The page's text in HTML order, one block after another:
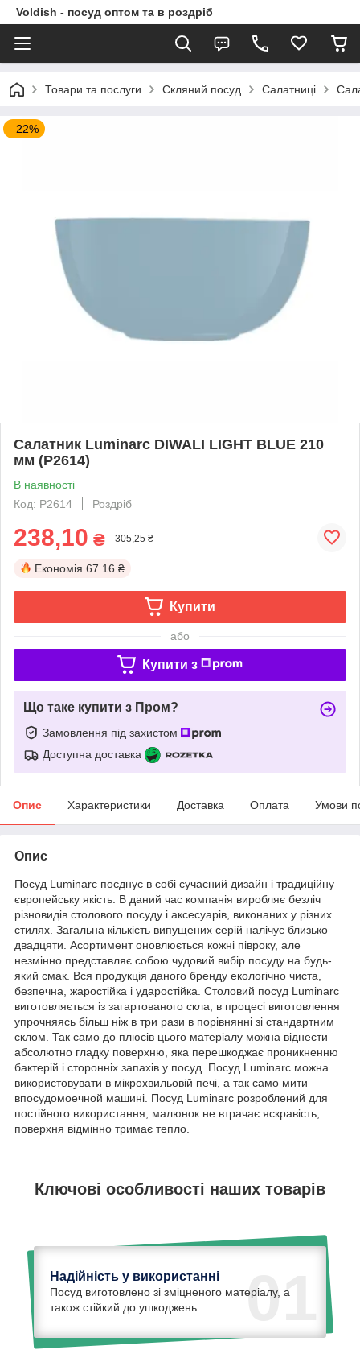
Voldish - посуд оптом та в роздріб
Товари та послуги Скляний посуд Салатниці
–22%
Салатник Luminarc DIWALI LIGHT BLUE 210
мм (P2614)
В наявності
Код: P2614
Роздріб
238,10 ₴ 305,25 ₴
Економія 67.16 ₴
Купити
або
Купити з
Що таке купити з Пром?
Замовлення під захистом
Доступна доставка
Опис Характеристики Доставка Оплата Умови
Опис
Посуд Luminarc поєднує в собі сучасний дизайн і традиційну
європейську якість. В даний час компанія виробляє безліч
різновидів столового посуду і аксесуарів, виконаних у різних
стилях. Загальна кількість випущених серій налічує близько
двадцяти. Асортимент оновлюється кожні півроку, але
незмінно представляє собою чудовий вибір посуду на будь-
який смак. Вся продукція даного бренду екологічно чиста,
безпечна, жаростійка і ударостійка. Столовий посуд Luminarc
виготовляється із загартованого скла, в процесі виготовлення
упрочняясь більш ніж в три рази в порівнянні зі стандартним
склом. Так само до плюсів цього матеріалу можна віднести
абсолютно гладку поверхню, яка перешкоджає проникненню
бактерій і сторонніх запахів у посуд. Посуд Luminarc можна
використовувати в мікрохвильовій печі, а так само мити
впосудомоечной машині. Посуд Luminarc розроблений для
постійного використання, малюнок не втрачає яскравість,
поверхня відмінно тримає тепло.
Ключові особливості наших товарів
01
Надійність у використанні
Посуд виготовлено зі зміцненого матеріалу, а
також стійкий до ушкоджень.